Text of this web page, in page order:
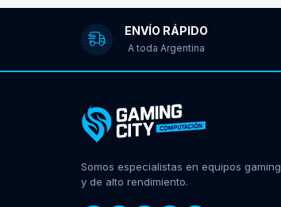
ENVÍO RÁPIDO
A toda Argentina
Somos especialistas en equipos gaming
y de alto rendimiento.